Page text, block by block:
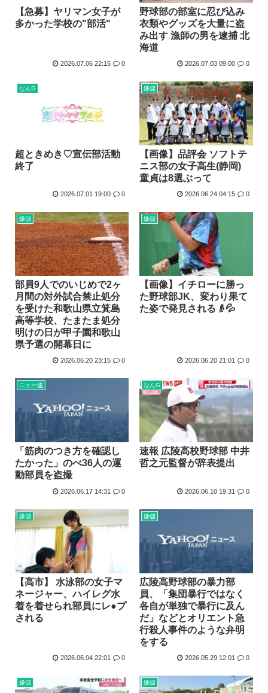
【急募】ヤリマン女子が
多かった学校の"部活"
2026.07.06 22:15 0
野球部の部室に忍び込み
衣類やグッズを大量に盗
み出す 漁師の男を逮捕 北
海道
2026.07.03 09:00 0
なんG
超ときめき♡宣伝部活動
終了
2026.07.01 19:00 0
嫌儲
【画像】品評会 ソフトテ
ニス部の女子高生(静岡)
童貞は8選ぶって
2026.06.24 04:15 0
嫌儲
部員9人でのいじめで2ヶ
月間の対外試合禁止処分
を受けた和歌山県立箕島
高等学校、たまたま処分
明けの日が甲子園和歌山
県予選の開幕日に
2026.06.20 23:15 0
嫌儲
【画像】イチローに勝っ
た野球部JK、変わり果て
た姿で発見される👴💦
2026.06.20 21:01 0
ニュー速
「筋肉のつき方を確認し
たかった」のべ36人の運
動部員を盗撮
2026.06.17 14:31 0
なんG
速報 広陵高校野球部 中井
哲之元監督が辞表提出
2026.06.10 19:31 0
嫌儲
【高市】 水泳部の女子マ
ネージャー、ハイレグ水
着を着せられ部員にレ●プ
される
2026.06.04 22:01 0
嫌儲
広陵高野球部の暴力部
員、「集団暴行ではなく
各自が単独で暴行に及ん
だ」などとオリエント急
行殺人事件のような弁明
をする
2026.05.29 12:01 0
嫌儲 嫌儲